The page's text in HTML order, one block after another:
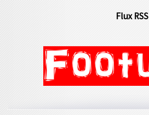
Flux RSS